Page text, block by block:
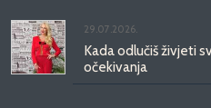
29.07.2026.
Kada odlučiš živjeti
očekivanja